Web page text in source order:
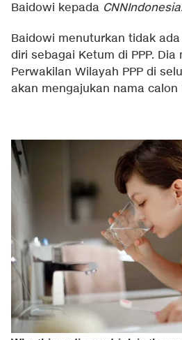
Baidowi kepada
Baidowi menuturkan tidak
diri sebagai Ketum di PPP.
Perwakilan Wilayah PPP di
akan mengajukan nama calon